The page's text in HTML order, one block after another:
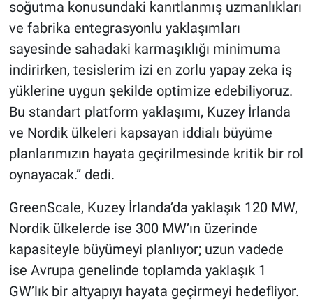
soğutma konusundaki kanıtlanmış uzmanlıkları
ve fabrika entegrasyonlu yaklaşımları
sayesinde sahadaki karmaşıklığı minimuma
indirirken, tesislerim izi en zorlu yapay zeka iş
yüklerine uygun şekilde optimize edebiliyoruz.
Bu standart platform yaklaşımı, Kuzey İrlanda
ve Nordik ülkeleri kapsayan iddialı büyüme
planlarımızın hayata geçirilmesinde kritik bir rol
oynayacak.” dedi.
GreenScale, Kuzey İrlanda’da yaklaşık 120 MW,
Nordik ülkelerde ise 300 MW’ın üzerinde
kapasiteyle büyümeyi planlıyor; uzun vadede
ise Avrupa genelinde toplamda yaklaşık 1
GW’lık bir altyapıyı hayata geçirmeyi hedefliyor.